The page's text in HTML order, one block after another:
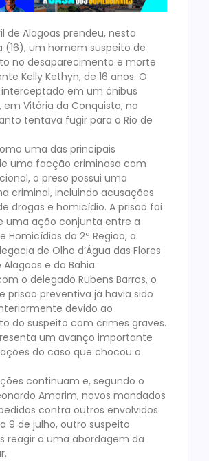
de Alagoas prendeu, nesta
um homem suspeito de
no desaparecimento e morte
Kelly Kethyn, de 16 anos. O
em um ônibus
em Vitória da Conquista, na
tentava fugir para o Rio de
uma das principais
uma facção criminosa com
o preso possui uma
criminal, incluindo acusações
drogas e homicídio. A prisão foi
uma ação conjunta entre a
Homicídios da 2ª Região, a
de Olho d’Água das Flores
Alagoas e da Bahia.
o delegado Rubens Barros, o
prisão preventiva já havia sido
devido ao
do suspeito com crimes graves.
um avanço importante
do caso que chocou o
continuam e, segundo o
Amorim, novos mandados
contra outros envolvidos.
9 de julho, outro suspeito
reagir a uma abordagem da